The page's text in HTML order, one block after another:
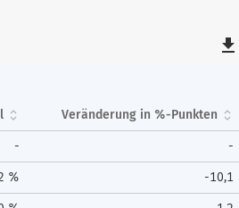
file_download
Veränderung in %-Punkten
- -
% -10,1